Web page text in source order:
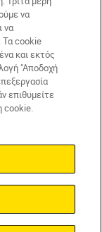
απορρήτου
cookie
top
να
να
Τα cookie
και εκτός
"Αποδοχή
επιθυμείτε
cookie.